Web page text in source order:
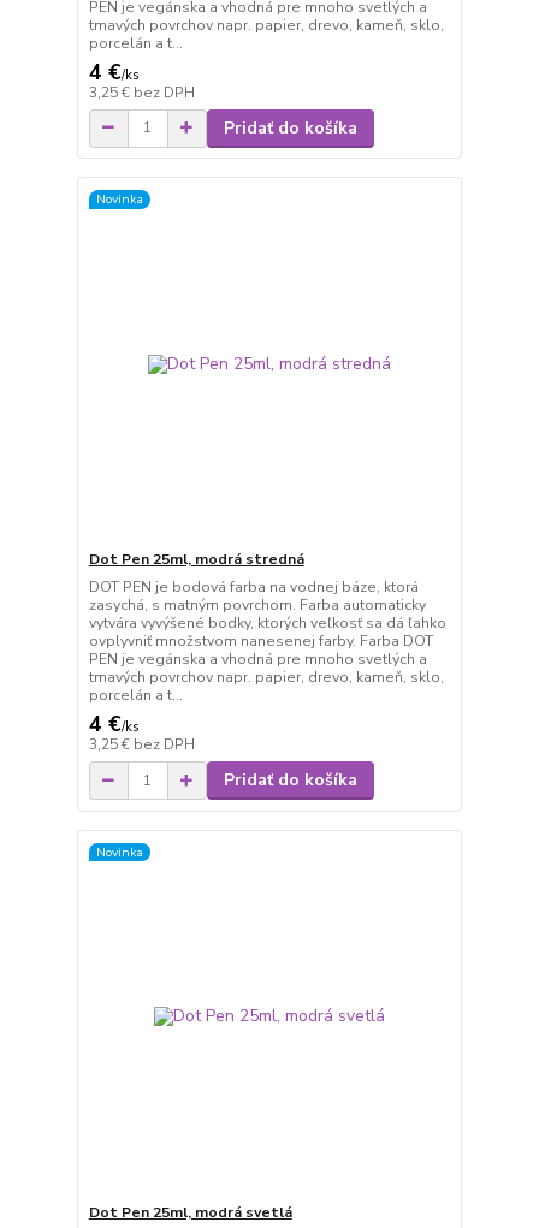
PEN je vegánska a vhodná pre mnoho svetlých a
tmavých povrchov napr. papier, drevo, kameň, sklo,
porcelán a t...
4 €/ks
3,25 € bez DPH
Pridať do košíka
Novinka
Dot Pen 25ml, modrá stredná
DOT PEN je bodová farba na vodnej báze, ktorá
zasychá, s matným povrchom. Farba automaticky
vytvára vyvýšené bodky, ktorých veľkosť sa dá ľahko
ovplyvniť množstvom nanesenej farby. Farba DOT
PEN je vegánska a vhodná pre mnoho svetlých a
tmavých povrchov napr. papier, drevo, kameň, sklo,
porcelán a t...
4 €/ks
3,25 € bez DPH
Pridať do košíka
Novinka
Dot Pen 25ml, modrá svetlá